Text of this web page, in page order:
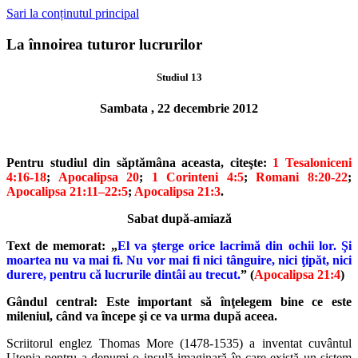
Sari la conținutul principal
La înnoirea tuturor lucrurilor
Studiul 13
Sambata , 22 decembrie 2012
Pentru studiul din săptămâna aceasta, citeşte: 1 Tesaloniceni
4:16-18; Apocalipsa 20; 1 Corinteni 4:5; Romani 8:20-22;
Apocalipsa 21:11–22:5; Apocalipsa 21:3.
Sabat după-amiază
Text de memorat: „El va şterge orice lacrimă din ochii lor. Şi
moartea nu va mai fi. Nu vor mai fi nici tânguire, nici ţipăt, nici
durere, pentru că lucrurile dintâi au trecut.” (Apocalipsa 21:4)
Gândul central: Este important să înţelegem bine ce este
mileniul, când va începe şi ce va urma după aceea.
Scriitorul englez Thomas More (1478-1535) a inventat cuvântul